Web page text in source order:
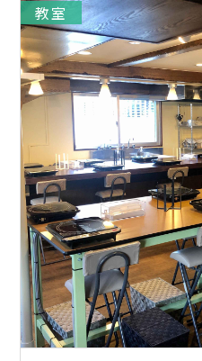
教室